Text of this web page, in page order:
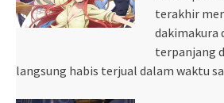
terakhir
dakimakura
terpanjang
langsung habis terjual dalam waktu